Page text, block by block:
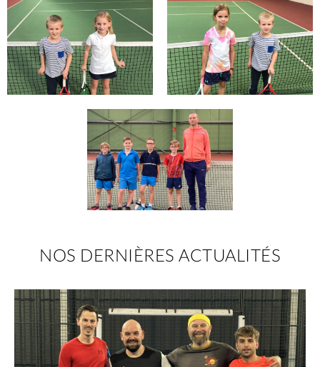
NOS DERNIÈRES ACTUALITÉS